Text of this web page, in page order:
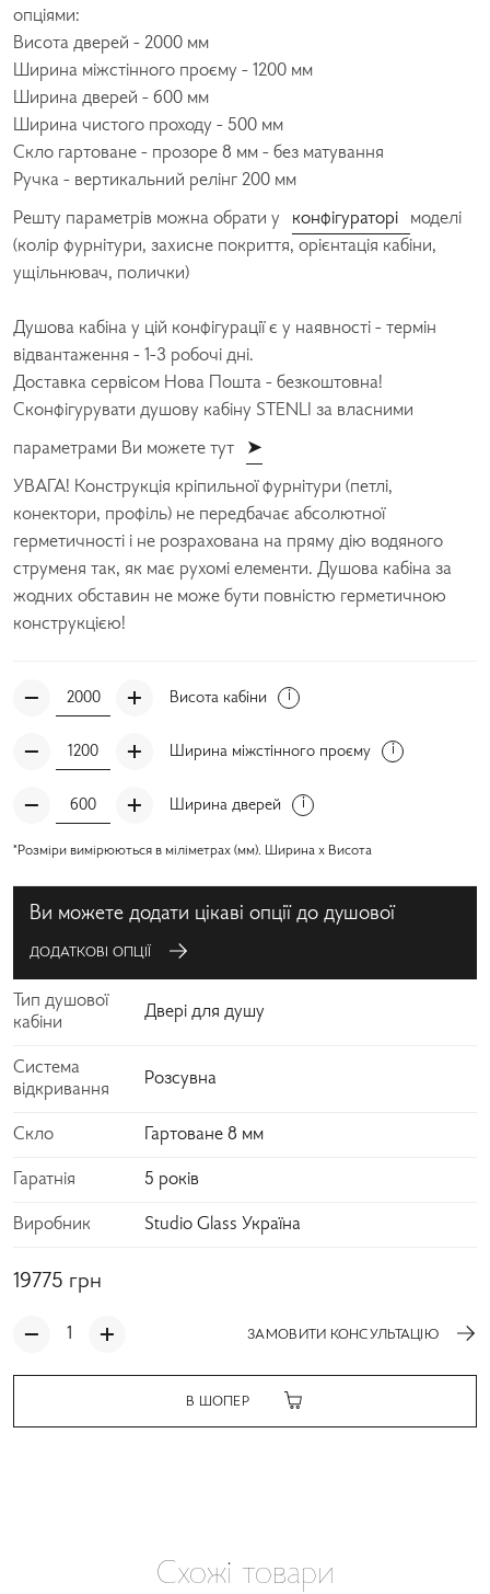
опціями:
Висота дверей - 2000 мм
Ширина міжстінного проєму - 1200 мм
Ширина дверей - 600 мм
Ширина чистого проходу - 500 мм
Скло гартоване - прозоре 8 мм - без матування
Ручка - вертикальний релінг 200 мм
Решту параметрів можна обрати у конфігураторі моделі
(колір фурнітури, захисне покриття, орієнтація кабіни,
ущільнювач, полички)
Душова кабіна у цій конфігурації є у наявності - термін
відвантаження - 1-3 робочі дні.
Доставка сервісом Нова Пошта - безкоштовна!
Сконфігурувати душову кабіну STENLI за власними
параметрами Ви можете тут
➤
УВАГА! Конструкція кріпильної фурнітури (петлі,
конектори, профіль) не передбачає абсолютної
герметичності і не розрахована на пряму дію водяного
струменя так, як має рухомі елементи. Душова кабіна за
жодних обставин не може бути повністю герметичною
конструкцією!
Висота кабіни
Ширина міжстінного проєму
Ширина дверей
*Розміри вимірюються в міліметрах (мм). Ширина x Висота
Ви можете додати цікаві опції до душової
ДОДАТКОВІ ОПЦІЇ
Тип душової
кабіни
Двері для душу
Система
відкривання
Розсувна
Скло Гартоване 8 мм
Гаратнія 5 років
Виробник Studio Glass Україна
19775 грн
В ШОПЕР
ЗАМОВИТИ КОНСУЛЬТАЦІЮ
Схожі товари